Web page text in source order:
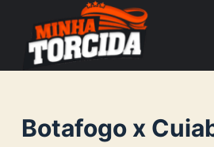
Botafogo x